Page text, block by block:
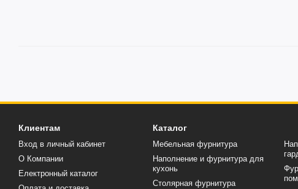
Клиентам
Вход в личный кабинет
О Компании
Електронный каталог
Каталог
Мебельная фурнитура
Наполнение и фурнитура для
кухонь
Столярная фурнитура